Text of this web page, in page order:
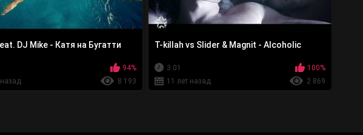
DJ Mike - Катя на Бугатти
94%
8 193
T-killah vs Slider & Magnit - Alcoholic
3:01
100%
11 лет назад
2 869